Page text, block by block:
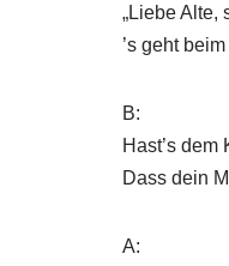
„Liebe Alte,
’s geht
B:
Hast’s dem
Dass dein
A: